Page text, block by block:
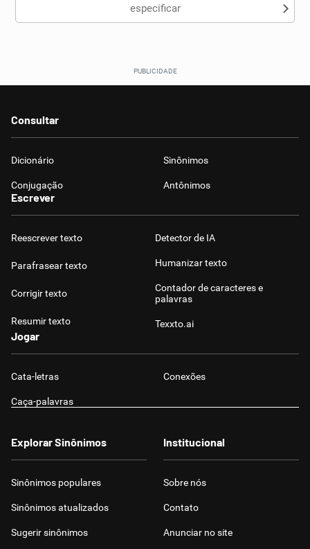
especificar
Consultar
Dicionário Sinônimos
Conjugação Antônimos
Escrever
Reescrever texto
Parafrasear texto
Corrigir texto
Resumir texto
Detector de IA
Humanizar texto
Contador de caracteres e
palavras
Texxto.ai
Jogar
Cata-letras Conexões
Caça-palavras
Explorar Sinônimos
Sinônimos populares
Sinônimos atualizados
Sugerir sinônimos
Institucional
Sobre nós
Contato
Anunciar no site